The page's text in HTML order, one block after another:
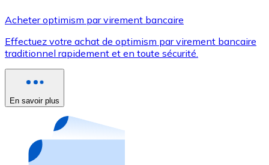
Utilisez les cartes Visa et Mastercard pour acheter
Acheter avec carte
Nouveau
Achetez des cartes-cadeaux de vos marques
Aller à la boutique de cartes-cadeaux
Acheter optimism par virement bancaire
Effectuez votre achat de optimism par virement bancaire
traditionnel rapidement et en toute sécurité.
En savoir plus